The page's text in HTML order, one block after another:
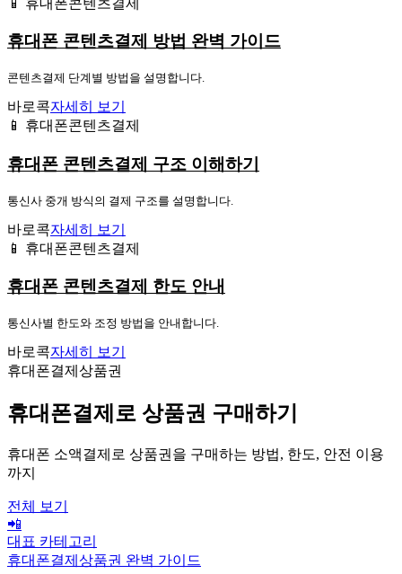
휴대폰 콘텐츠결제 방법 완벽 가이드
콘텐츠결제 단계별 방법을 설명합니다.
바로콕자세히 보기
📱 휴대폰콘텐츠결제
휴대폰 콘텐츠결제 구조 이해하기
통신사 중개 방식의 결제 구조를 설명합니다.
바로콕자세히 보기
📱 휴대폰콘텐츠결제
휴대폰 콘텐츠결제 한도 안내
통신사별 한도와 조정 방법을 안내합니다.
바로콕자세히 보기
휴대폰결제상품권
휴대폰결제로 상품권 구매하기
휴대폰 소액결제로 상품권을 구매하는 방법, 한도, 안전 이용
까지
전체 보기
📲
대표 카테고리
휴대폰결제상품권 완벽 가이드